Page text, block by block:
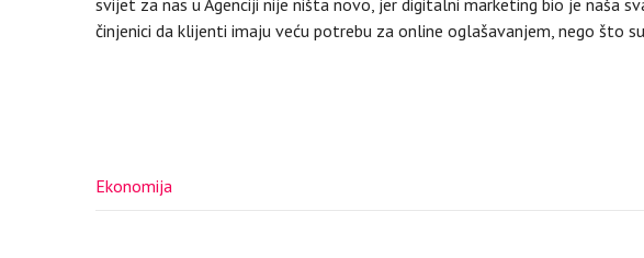
svijet za nas u Agenciji nije ništa novo, jer digitalni marketing bio je naša
činjenici da klijenti imaju veću potrebu za online oglašavanjem, nego što
Ekonomija